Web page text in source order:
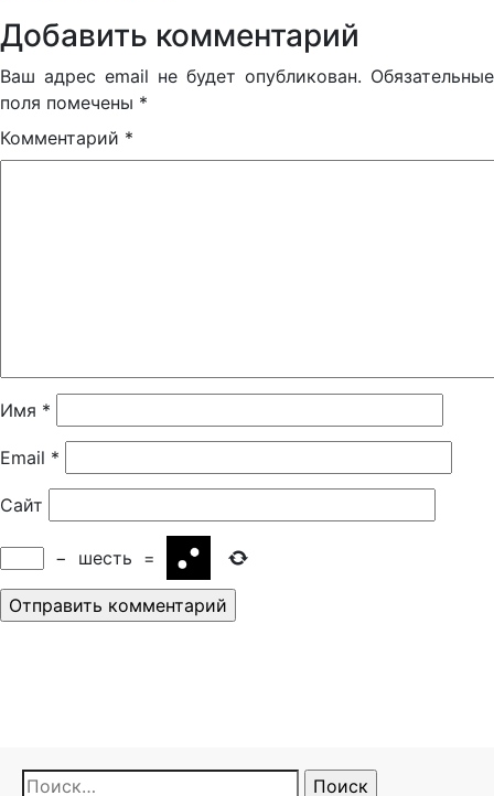
Добавить комментарий
Ваш адрес email не будет опубликован. Обязательные
поля помечены *
Комментарий *
Имя *
Email *
Сайт
− шесть =
Найти: